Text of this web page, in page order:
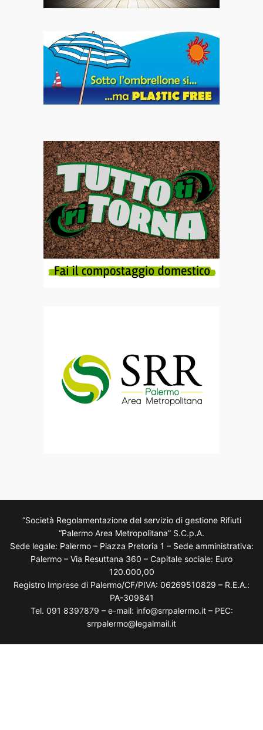
“Società Regolamentazione del servizio di gestione Rifiuti
“Palermo Area Metropolitana” S.C.p.A.
Sede legale: Palermo – Piazza Pretoria 1 – Sede amministrativa:
Palermo – Via Resuttana 360 – Capitale sociale: Euro
120.000,00
Registro Imprese di Palermo/CF/PIVA: 06269510829 – R.E.A.:
PA-309841
Tel. 091 8397879 – e-mail: info@srrpalermo.it – PEC:
srrpalermo@legalmail.it